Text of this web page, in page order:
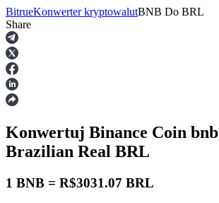
Kontrakty terminowe
BitrueKonwerter kryptowalutBNB Do BRL
Share
Konwertuj Binance Coin bnb
Brazilian Real BRL
1 BNB = R$3031.07 BRL